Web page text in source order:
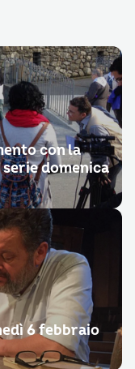
con la
domenica
6 febbraio